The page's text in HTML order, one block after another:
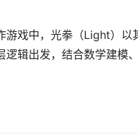
戏中，光拳（Light）
辑出发，结合数学建模